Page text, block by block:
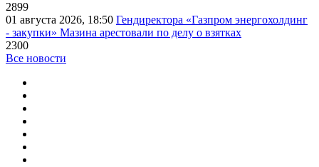
2899
01 августа 2026, 18:50 Гендиректора «Газпром энергохолдинг
- закупки» Мазина арестовали по делу о взятках
2300
Все новости